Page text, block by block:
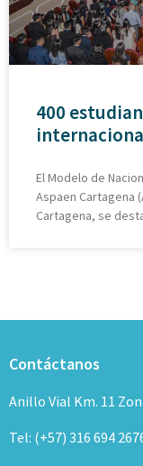
400
El Modelo de
Aspaen Cartagena
Cartagena, se
Contáctanos
Anillo Vial Km. 11
Tel: (+57) 316 694